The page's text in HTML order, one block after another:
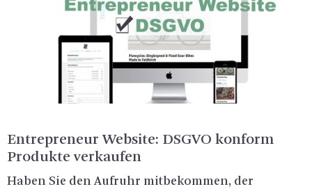
En­tre­pre­neur Web­site: DSGVO kon­form
Pro­duk­te ver­kau­fen
Haben Sie den Auf­ruhr mit­be­kom­men, der